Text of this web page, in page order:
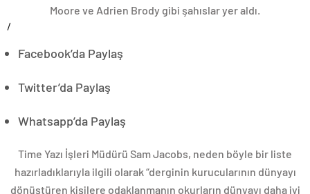
Moore ve Adrien Brody gibi şahıslar yer aldı.
/
Facebook’da Paylaş
Twitter’da Paylaş
Whatsapp’da Paylaş
Time Yazı İşleri Müdürü Sam Jacobs, neden böyle bir liste
hazırladıklarıyla ilgili olarak “derginin kurucularının dünyayı
dönüştüren kişilere odaklanmanın okurların dünyayı daha iyi